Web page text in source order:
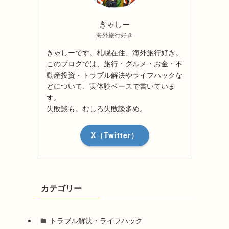
きゃしー
海外旅行好き
きゃしーです。札幌在住、海外旅行好き。
このブログでは、旅行・グルメ・お金・不
動産投資・トラブル解決やライフハックな
どについて、実体験ベースで書いていま
す。
失敗談も。むしろ失敗談多め。
X（Twitter）
カテゴリー
トラブル解決・ライフハック